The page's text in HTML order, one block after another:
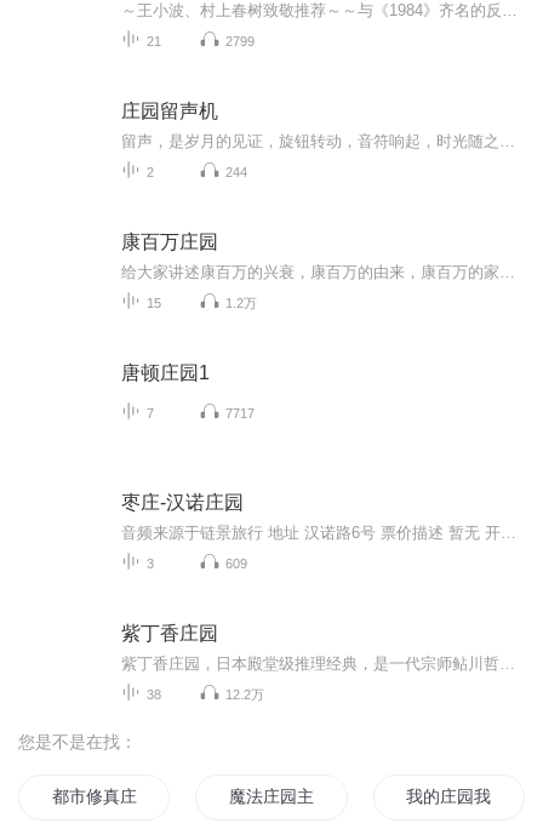
21 2799
庄园留声机
2 244
康百万庄园
15 1.2万
唐顿庄园1
7 7717
枣庄-汉诺庄园
3 609
紫丁香庄园
38 12.2万
您是不是在找：
都市修真庄园主 魔法庄园主 我的庄园我做主